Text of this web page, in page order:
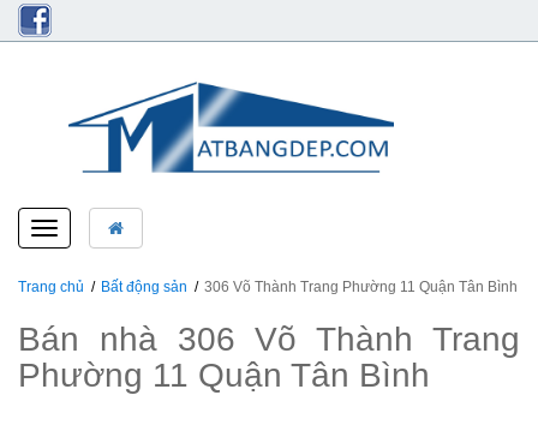
Toggle
navigation
Trang chủ Bất động sản 306 Võ Thành Trang Phường 11 Quận Tân Bình
Bán nhà 306 Võ Thành Trang
Phường 11 Quận Tân Bình